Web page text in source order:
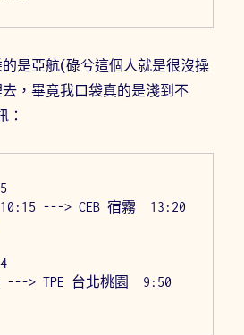
是亞航(碌兮這個人就是很沒操
，畢竟我口袋真的是淺到不
：
---> CEB 宿霧  13:20
---> TPE 台北桃園  9:50